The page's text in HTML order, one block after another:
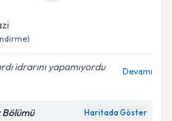
idrarını yapamıyordu
Devamı
Haritada Göster